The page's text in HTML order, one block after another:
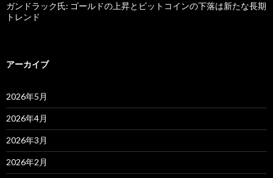
ガンドラック氏: ゴールドの上昇とビットコインの下落は新たな長期
トレンド
アーカイブ
2026年5月
2026年4月
2026年3月
2026年2月